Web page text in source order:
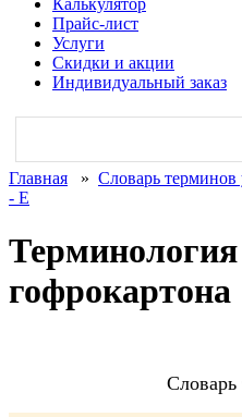
Калькулятор
Прайс-лист
Услуги
Скидки и акции
Индивидуальный заказ
Главная » Словарь
- Е
гофрокартона
Словарь